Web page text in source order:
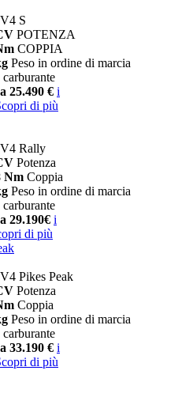
S
POTENZA
COPPIA
Peso in ordine di marcia
carburante
25.490 € i
di più
Rally
Potenza
Nm Coppia
Peso in ordine di marcia
carburante
29.190€ i
di più
Pikes Peak
Potenza
Coppia
Peso in ordine di marcia
carburante
33.190 € i
di più